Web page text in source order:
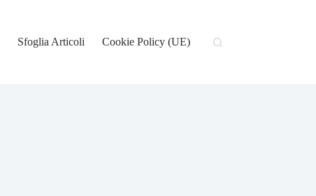
Sfoglia Articoli Cookie Policy (UE)